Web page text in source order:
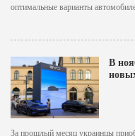
оптимальные варианты
приложении AUTO.RIA для всех
пользователь может написать в...
В
За прошлый месяц украинцы